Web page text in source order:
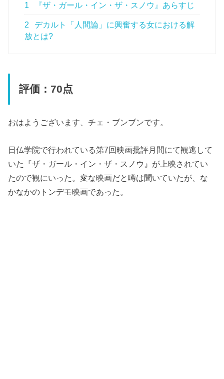
1 『ザ・ガール・イン・ザ・スノウ』あらすじ
2
デカルト「人間論」に興奮する女における解
放とは?
評価：70点
おはようございます、チェ・ブンブンです。
日仏学院で行われている第7回映画批評月間にて観逃して
いた『ザ・ガール・イン・ザ・スノウ』が上映されてい
たので観にいった。変な映画だと噂は聞いていたが、な
かなかのトンデモ映画であった。